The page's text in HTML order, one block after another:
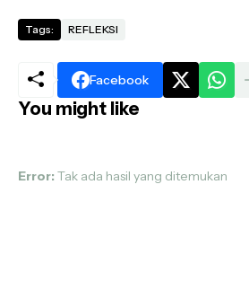
Tags: REFLEKSI
Facebook
You might like
Error: Tak ada hasil yang ditemukan